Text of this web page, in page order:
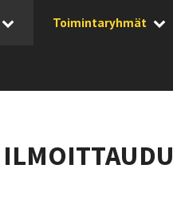
Toimintaryhmät
ILMOITTAUDU